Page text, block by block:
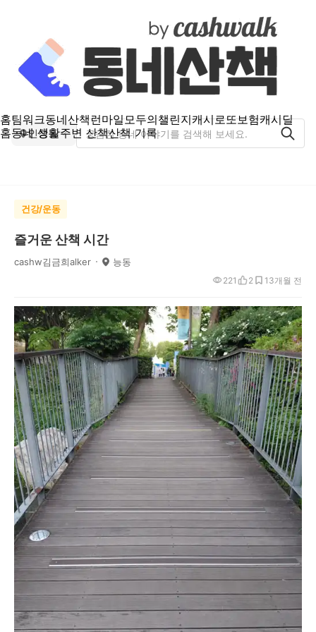
홈팀워크동네산책런마일모두의챌린지캐시로또보험캐시딜
홈동네 생활주변 산책산책 기록
인창동
건강/운동
즐거운 산책 시간
cashw김금희alker 능동
3개월 전
221 2 1